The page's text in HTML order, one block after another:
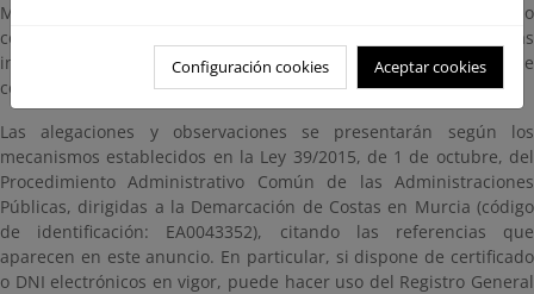
Múltiples, 30.071, Murcia, en días hábiles y en horario
comprendido entre las 9:00 y las 14:00 horas. Para evitar esperas
innecesarias puede solicitar cita previa través de la dirección de
correo electrónico bzn-dcmurcia@miteco.es.
Las alegaciones y observaciones se presentarán según los
mecanismos establecidos en la Ley 39/2015, de 1 de octubre, del
Procedimiento Administrativo Común de las Administraciones
Públicas, dirigidas a la Demarcación de Costas en Murcia (código
de identificación: EA0043352), citando las referencias que
aparecen en este anuncio. En particular, si dispone de certificado
o DNI electrónicos en vigor, puede hacer uso del Registro General
Configuración cookies Aceptar cookies